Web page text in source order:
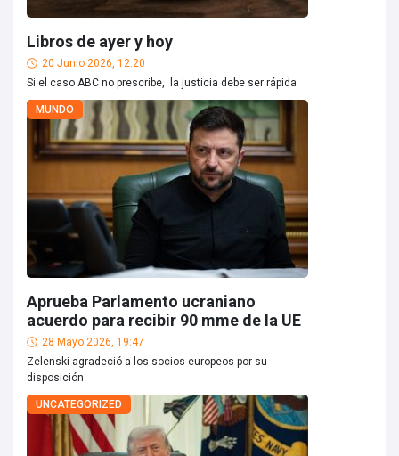
Libros de ayer y hoy
20 Junio 2026, 12:20
Si el caso ABC no prescribe, la justicia debe ser rápida
MUNDO
Aprueba Parlamento ucraniano
acuerdo para recibir 90 mme de la UE
28 Mayo 2026, 19:47
Zelenski agradeció a los socios europeos por su
disposición
UNCATEGORIZED